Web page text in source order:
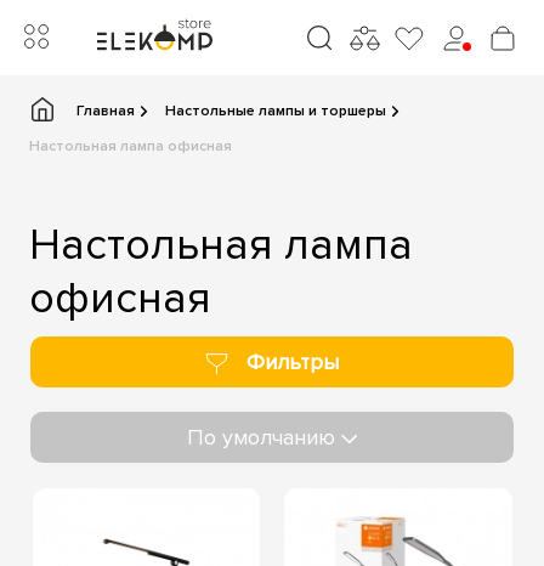
Главная
Настольные лампы и торшеры
Настольная лампа офисная
Настольная лампа
офисная
Фильтры
По умолчанию